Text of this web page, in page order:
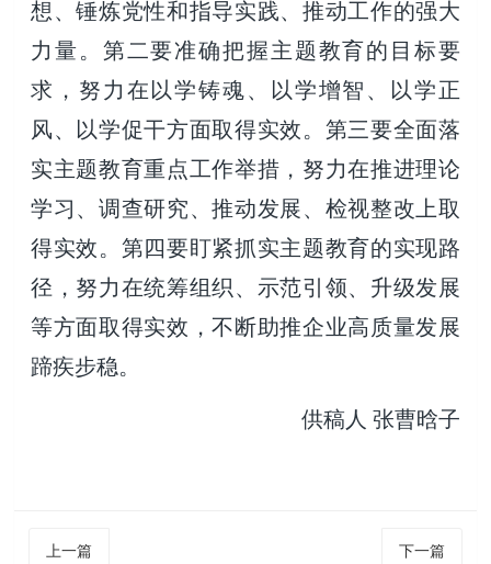
想、锤炼党性和指导实践、推动工作的强大
力量。第二要准确把握主题教育的目标要
求，努力在以学铸魂、以学增智、以学正
风、以学促干方面取得实效。第三要全面落
实主题教育重点工作举措，努力在推进理论
学习、调查研究、推动发展、检视整改上取
得实效。第四要盯紧抓实主题教育的实现路
径，努力在统筹组织、示范引领、升级发展
等方面取得实效，不断助推企业高质量发展
蹄疾步稳。
供稿人 张曹晗子
上一篇 下一篇